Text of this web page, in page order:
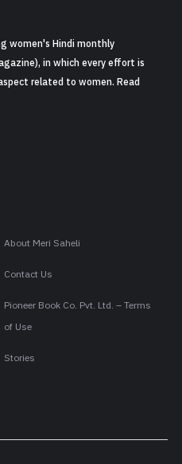
आया. इस बार वही
हैंड-पंपों का जल-
राष्ट्रीय संगोष्ठी से लौटते हुए राहुल